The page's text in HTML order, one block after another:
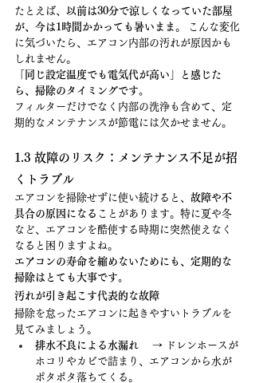
たとえば、 以前は30分で涼しくなっていた部屋
が、今は1時間かかっても暑いまま 。 こんな変化
に気づいたら、エアコン内部の汚れが原因かも
しれません。
「同じ設定温度でも電気代が高い」と感じた
ら、掃除のタイミングです。
フィルターだけでなく内部の洗浄も含めて、定
期的なメンテナンスが節電には欠かせません。
1.3 故障のリスク：メンテナンス不足が招
くトラブル
エアコンを掃除せずに使い続けると、 故障や不
具合の原因になる ことがあります。特に夏や冬
など、エアコンを酷使する時期に突然使えなく
なると困りますよね。
エアコンの寿命を縮めないためにも、定期的な
掃除はとても大事です。
汚れが引き起こす代表的な故障
掃除を怠ったエアコンに起きやすいトラブルを
見てみましょう。
排水不良による水漏れ → ドレンホースが
ホコリやカビで詰まり、エアコンから水が
ポタポタ落ちてくる。